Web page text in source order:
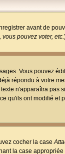
avant de
pouvez voter, etc.
Vous pouvez
répondu à votre
n'apparaîtra pas
qu'ils ont modifié et
cocher la case
la case